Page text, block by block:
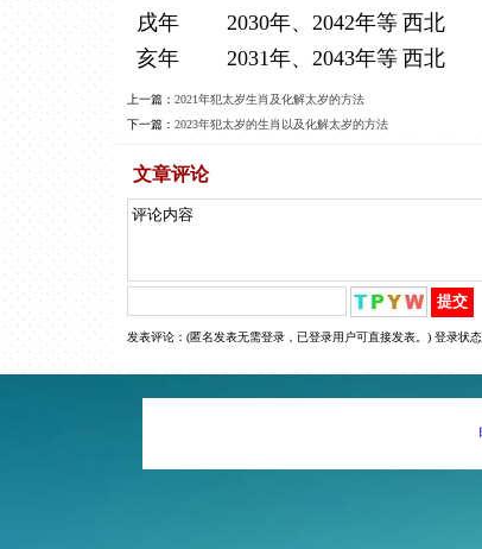
戌年
2030年、2042年等 西北
亥年
2031年、2043年等 西北
上一篇： 2021年犯太岁生肖及化解太岁的方法
下一篇： 2023年犯太岁的生肖以及化解太岁的方法
文章评论
发表评论：(匿名发表无需登录，已登录用户可直接发表。) 登录状态